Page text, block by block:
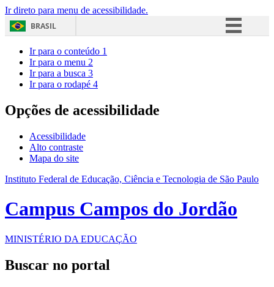
Ir direto para menu de acessibilidade.
BRASIL
Acesso à informação
Ir para o conteúdo 1
Ir para o menu 2
Ir para a busca 3
Ir para o rodapé 4
Opções de acessibilidade
Acessibilidade
Alto contraste
Mapa do site
Instituto Federal de Educação, Ciência e Tecnologia de São Paulo
Campus Campos do Jordão
MINISTÉRIO DA EDUCAÇÃO
Buscar no portal